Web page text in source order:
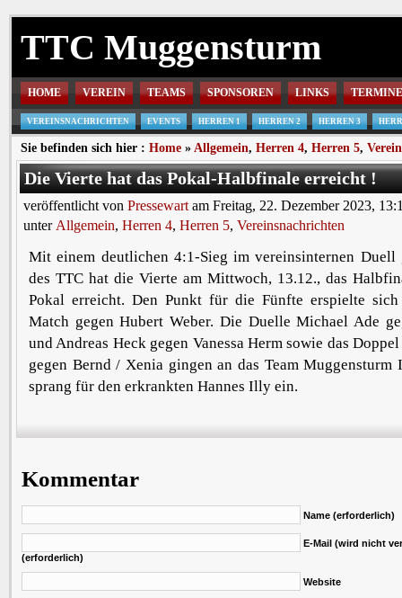
TTC Muggensturm
HOME VEREIN TEAMS SPONSOREN LINKS TERMINE
VEREINSNACHRICHTEN EVENTS HERREN 1 HERREN 2 HERREN 3
Sie befinden sich hier : Home » Allgemein, Herren 4, Herren 5,
Die Vierte hat das Pokal-Halbfinale erreicht !
veröffentlicht von Pressewart am Freitag, 22. Dezember 2023,
unter Allgemein, Herren 4, Herren 5, Vereinsnachrichten
Mit einem deutlichen 4:1-Sieg im vereinsinternen Duell
des TTC hat die Vierte am Mittwoch, 13.12., das
Pokal erreicht. Den Punkt für die Fünfte erspielte
Match gegen Hubert Weber. Die Duelle Michael Ade
und Andreas Heck gegen Vanessa Herm sowie das
gegen Bernd / Xenia gingen an das Team Muggensturm
sprang für den erkrankten Hannes Illy ein.
Kommentar
Name (erforderlich)
E-Mail (wird nicht
(erforderlich)
Website